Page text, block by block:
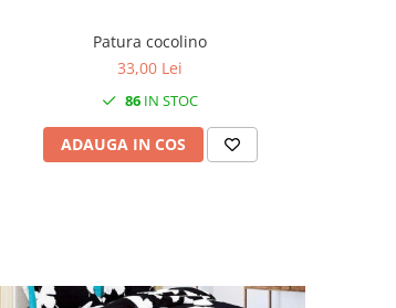
Patura cocolino
33,00 Lei
86 IN STOC
ADAUGA IN COS